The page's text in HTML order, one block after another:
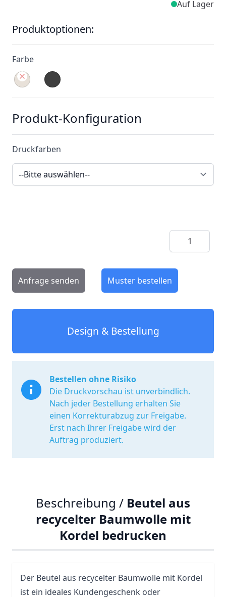
Auf Lager
Produktoptionen:
Farbe
Produkt-Konfiguration
Druckfarben
Menge
Anfrage senden Muster bestellen
Design & Bestellung
Bestellen ohne Risiko
Die Druckvorschau ist unverbindlich.
Nach jeder Bestellung erhalten Sie
einen Korrekturabzug zur Freigabe.
Erst nach Ihrer Freigabe wird der
Auftrag produziert.
Beschreibung / Beutel aus
recycelter Baumwolle mit
Kordel bedrucken
Der Beutel aus recycelter Baumwolle mit Kordel
ist ein ideales Kundengeschenk oder